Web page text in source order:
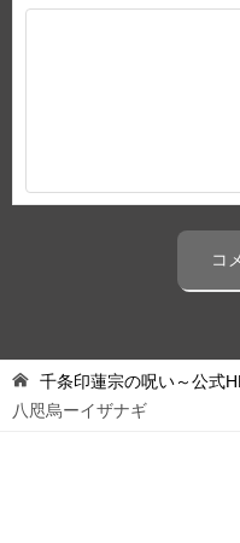
千条印蓮宗の呪い～公式
八咫烏ーイザナギ